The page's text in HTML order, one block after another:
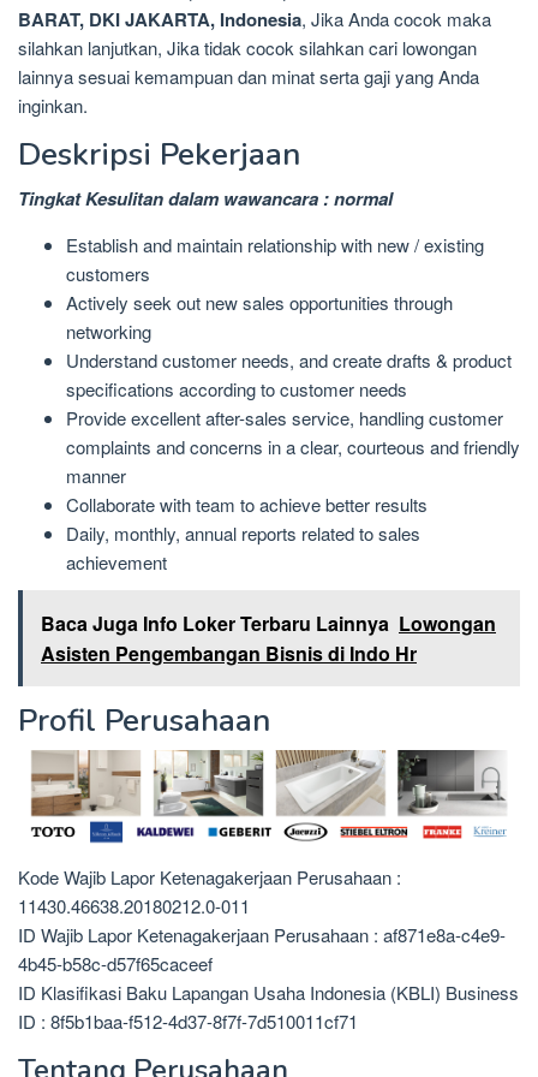
BARAT, DKI JAKARTA, Indonesia, Jika Anda cocok maka
silahkan lanjutkan, Jika tidak cocok silahkan cari lowongan
lainnya sesuai kemampuan dan minat serta gaji yang Anda
inginkan.
Deskripsi Pekerjaan
Tingkat Kesulitan dalam wawancara : normal
Establish and maintain relationship with new / existing
customers
Actively seek out new sales opportunities through
networking
Understand customer needs, and create drafts & product
specifications according to customer needs
Provide excellent after-sales service, handling customer
complaints and concerns in a clear, courteous and friendly
manner
Collaborate with team to achieve better results
Daily, monthly, annual reports related to sales
achievement
Baca Juga Info Loker Terbaru Lainnya Lowongan
Asisten Pengembangan Bisnis di Indo Hr
Profil Perusahaan
Kode Wajib Lapor Ketenagakerjaan Perusahaan :
11430.46638.20180212.0-011
ID Wajib Lapor Ketenagakerjaan Perusahaan : af871e8a-c4e9-
4b45-b58c-d57f65caceef
ID Klasifikasi Baku Lapangan Usaha Indonesia (KBLI) Business
ID : 8f5b1baa-f512-4d37-8f7f-7d510011cf71